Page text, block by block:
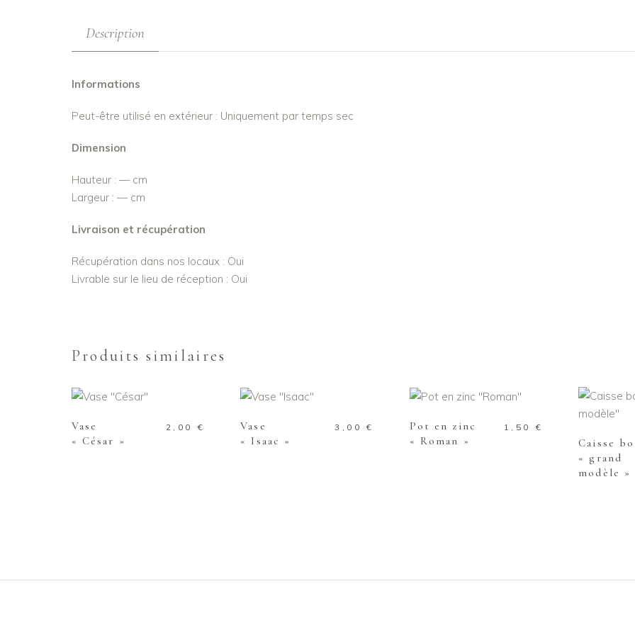
Description
Informations
Peut-être utilisé en extérieur : Uniquement par temps sec
Dimension
Hauteur : — cm
Largeur : — cm
Livraison et récupération
Récupération dans nos locaux : Oui
Livrable sur le lieu de réception : Oui
Produits similaires
AJOUTER AU PANIER
Vase
« César »
2,00 €
AJOUTER AU PANIER
Vase
« Isaac »
3,00€
AJOUTER AU PANIER
Pot en zinc
« Roman »
1,50 €
Caisse
« grand
modèle »